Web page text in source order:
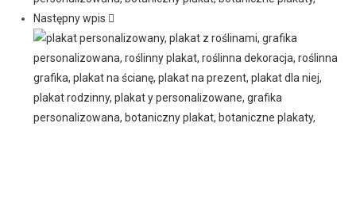
Następny wpis